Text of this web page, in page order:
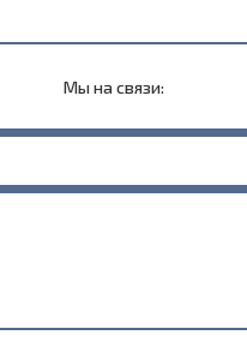
Мы на связи: